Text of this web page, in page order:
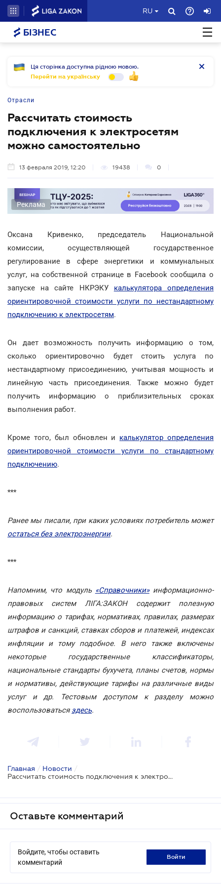
RU
БІЗНЕС
Ця сторінка доступна рідною мовою.
Перейти на українську
Отрасли
Рассчитать стоимость
подключения к электросетям
можно самостоятельно
13 февраля 2019, 12:20 19438 0
Реклама
Оксана Кривенко, председатель Национальной
комиссии, осуществляющей государственное
регулирование в сфере энергетики и коммунальных
услуг, на собственной странице в Facebook сообщила о
запуске на сайте НКРЭКУ калькулятора определения
ориентировочной стоимости услуги по нестандартному
подключению к электросетям.
Он дает возможность получить информацию о том,
сколько ориентировочно будет стоить услуга по
нестандартному присоединению, учитывая мощность и
линейную часть присоединения. Также можно будет
получить информацию о приблизительных сроках
выполнения работ.
Кроме того, был обновлен и калькулятор определения
ориентировочной стоимости услуги по стандартному
подключению.
***
Ранее мы писали, при каких условиях потребитель может
остаться без электроэнергии.
***
Напомним, что модуль «Справочники»информационно-
правовых систем ЛІГА:ЗАКОН содержит полезную
информацию о тарифах, нормативах, правилах, размерах
штрафов и санкций, ставках сборов и платежей, индексах
инфляции и тому подобное. В него также включены
некоторые государственные классификаторы,
национальные стандарты бухучета, планы счетов, нормы
и нормативы, действующие тарифы на различные виды
услуг и др. Тестовым доступом к разделу можно
воспользоваться здесь.
Главная / Новости /
Рассчитать стоимость подключения к электросетям можно самостоятельно
Оставьте комментарий
Войдите, чтобы оставить
комментарий
войти